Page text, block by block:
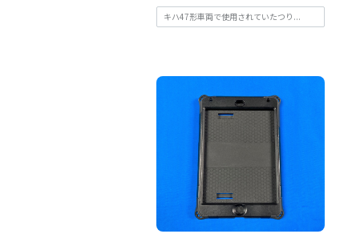
キハ47形車両で使用されていたつり...